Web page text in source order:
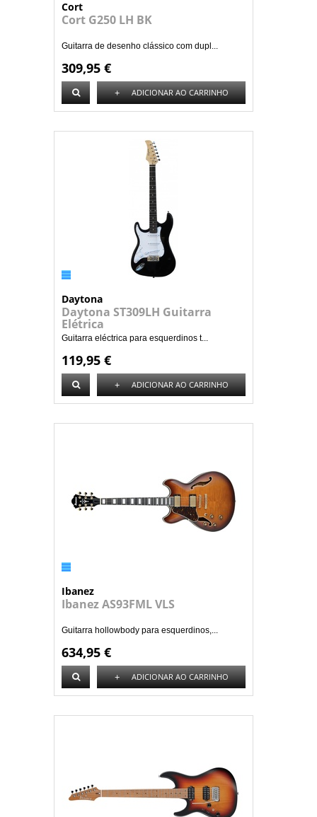
Cort
Cort G250 LH BK
Guitarra de desenho clássico com dupl...
309,95 €
+ ADICIONAR AO CARRINHO
Daytona
Daytona ST309LH Guitarra
Elétrica
Guitarra eléctrica para esquerdinos t...
119,95 €
+ ADICIONAR AO CARRINHO
Ibanez
Ibanez AS93FML VLS
Guitarra hollowbody para esquerdinos,...
634,95 €
+ ADICIONAR AO CARRINHO